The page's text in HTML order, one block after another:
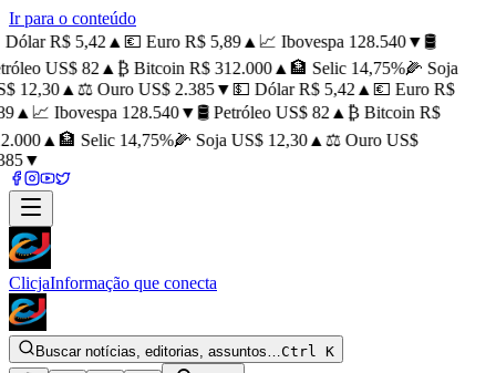
Ir para o conteúdo
R$ 5,42▲💶 Euro R$ 5,89▲📈 Ibovespa 128.540▼🛢️
US$ 82▲₿ Bitcoin R$ 312.000▲🏦 Selic 14,75%🌽 Soja
12,30▲⚖️ Ouro US$ 2.385▼💵 Dólar R$ 5,42▲💶 Euro R$
▲📈 Ibovespa 128.540▼🛢️ Petróleo US$ 82▲₿ Bitcoin R$
▲🏦 Selic 14,75%🌽 Soja US$ 12,30▲⚖️ Ouro US$
▼
ClicjaInformação que conecta
Buscar notícias, editorias, assuntos…Ctrl K